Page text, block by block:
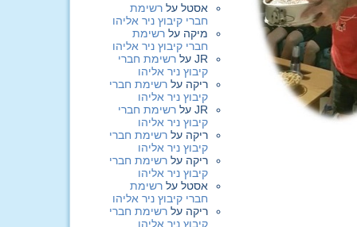
אסטל על רשימת
חברי קיבוץ ניר אליהו
מיקה על רשימת
חברי קיבוץ ניר אליהו
JR על רשימת חברי
קיבוץ ניר אליהו
ריקה על רשימת חברי
קיבוץ ניר אליהו
JR על רשימת חברי
קיבוץ ניר אליהו
ריקה על רשימת חברי
קיבוץ ניר אליהו
ריקה על רשימת חברי
קיבוץ ניר אליהו
אסטל על רשימת
חברי קיבוץ ניר אליהו
ריקה על רשימת חברי
קיבוץ ניר אליהו